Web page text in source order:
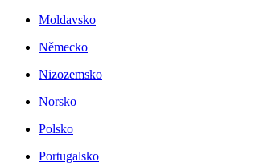
Moldavsko
Německo
Nizozemsko
Norsko
Polsko
Portugalsko